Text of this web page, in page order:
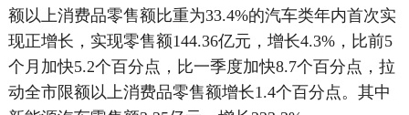
额以上消费品零售额比重为33.4%的汽车类年内首次实
现正增长，实现零售额144.36亿元，增长4.3%，比前5
个月加快5.2个百分点，比一季度加快8.7个百分点，拉
动全市限额以上消费品零售额增长1.4个百分点。其中